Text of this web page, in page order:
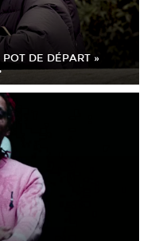
DE DÉPART »